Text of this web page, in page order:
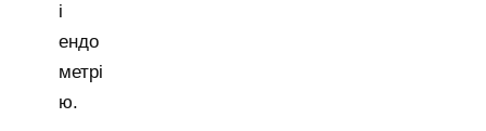
і
ендо
метрі
ю.